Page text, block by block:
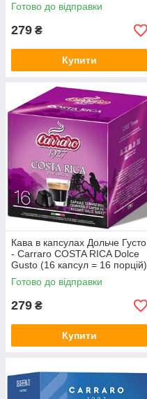
Готово до відправки
279 ₴
Купити
Кава в капсулах Дольче Густо
- Carraro COSTA RICA Dolce
Gusto (16 капсул = 16 порцій)
Готово до відправки
279 ₴
Купити